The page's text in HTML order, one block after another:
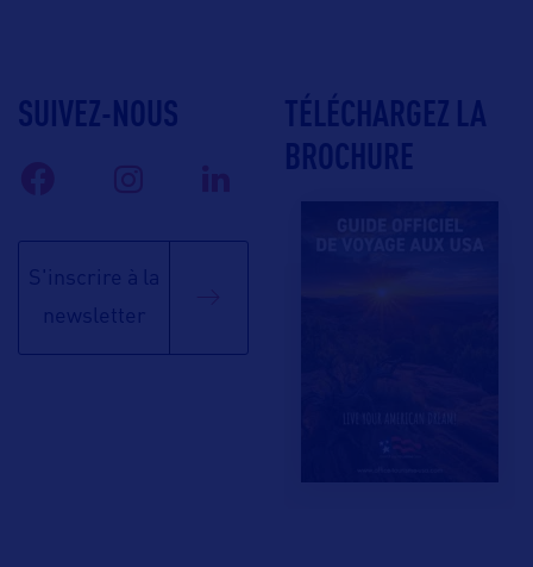
SUIVEZ-NOUS
S'inscrire à la
newsletter
TÉLÉCHARGEZ LA
BROCHURE